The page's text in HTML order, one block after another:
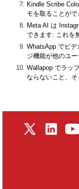
Kindle Scribe
モを取ることがで
Meta AI は
できます: これを
WhatsApp でビデ
ジ機能が他のユ
Wallapop でラッ
ならないこと、